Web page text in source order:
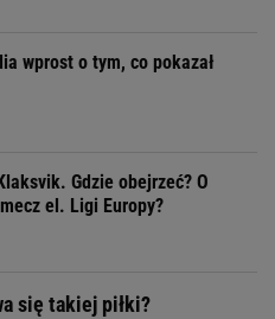
wprost o tym, co pokazał
Gdzie obejrzeć? O
el. Ligi Europy?
się takiej piłki?